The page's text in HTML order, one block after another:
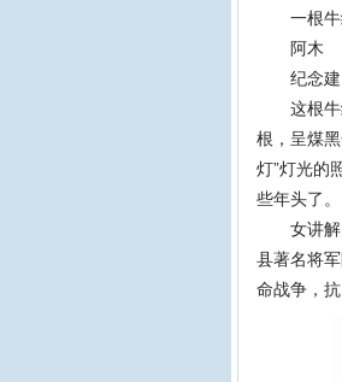
一根牛
阿木
纪念建
这根牛
根，呈煤
灯”灯光的
些年头了。
女讲解
县著名将
命战争，